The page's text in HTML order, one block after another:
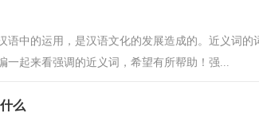
语中的运用，是汉语文化的发展造成的。近义词
一起来看强调的近义词，希望有所帮助！强...
么